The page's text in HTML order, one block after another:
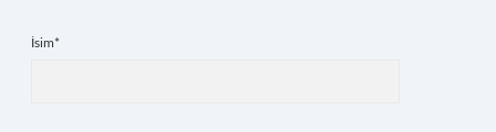
İsim*